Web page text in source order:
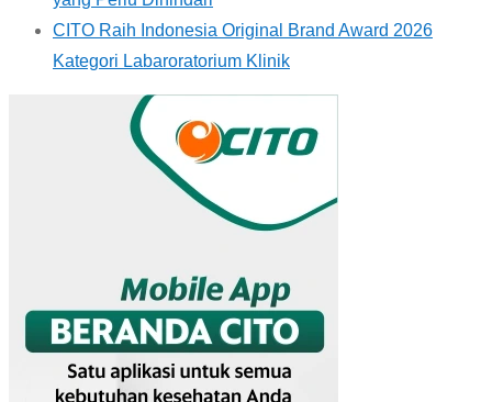
CITO Raih Indonesia Original Brand Award 2026
Kategori Labaroratorium Klinik